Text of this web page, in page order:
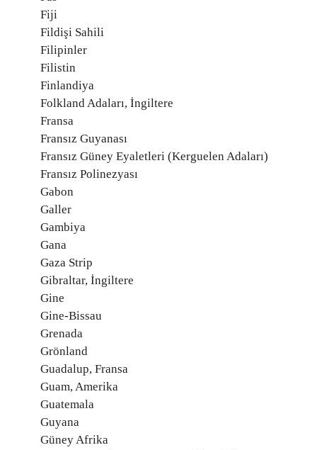
Fiji
Fildişi Sahili
Filipinler
Filistin
Finlandiya
Folkland Adaları, İngiltere
Fransa
Fransız Guyanası
Fransız Güney Eyaletleri (Kerguelen Adaları)
Fransız Polinezyası
Gabon
Galler
Gambiya
Gana
Gaza Strip
Gibraltar, İngiltere
Gine
Gine-Bissau
Grenada
Grönland
Guadalup, Fransa
Guam, Amerika
Guatemala
Guyana
Güney Afrika